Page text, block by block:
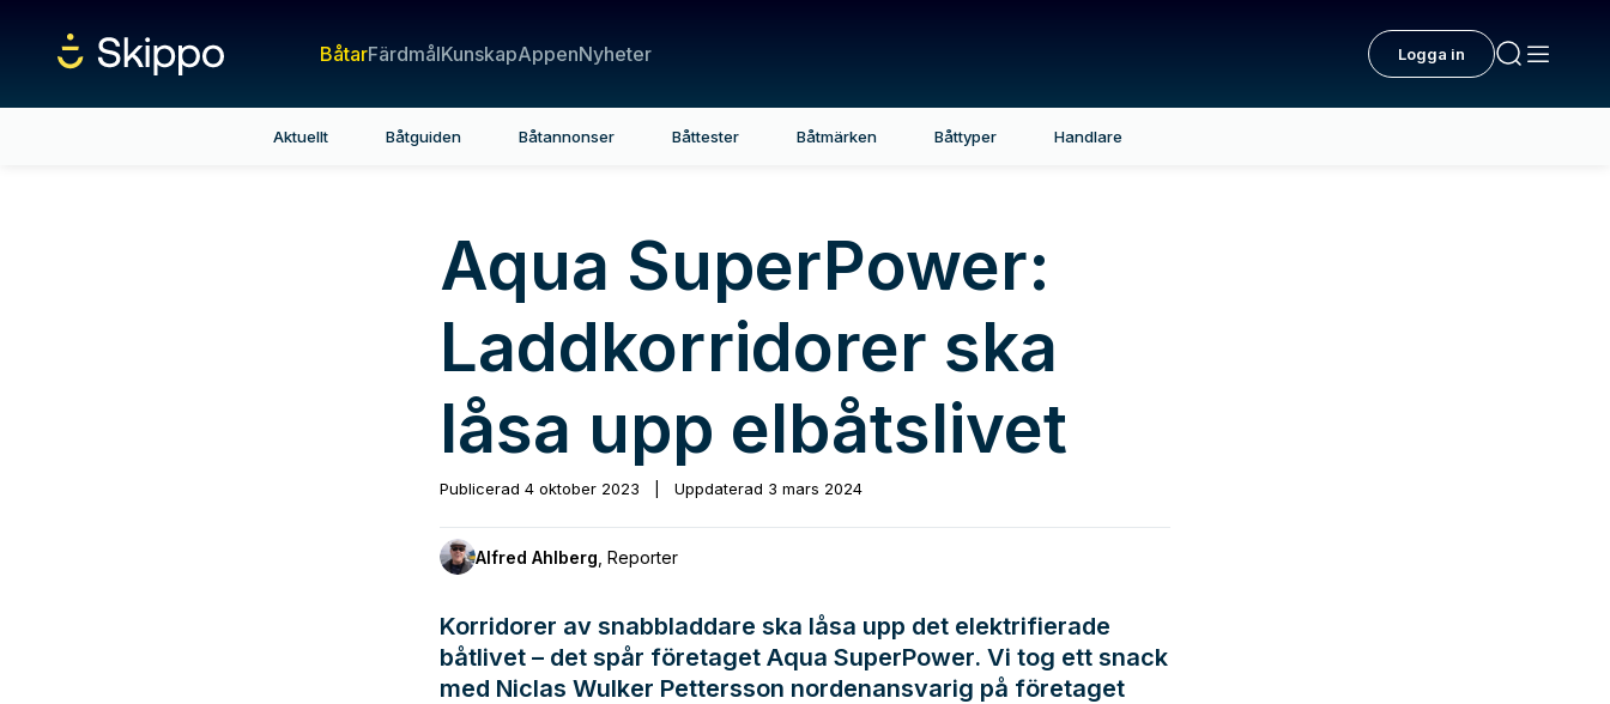
BåtarFärdmålKunskapAppenNyheter Logga in
Aktuellt Båtguiden Båtannonser Båttester Båtmärken Båttyper Handlare
Aqua SuperPower:
Laddkorridorer ska
låsa upp elbåtslivet
Publicerad 4 oktober 2023 Uppdaterad 3 mars 2024
Alfred Ahlberg Reporter
Korridorer av snabbladdare ska låsa upp det elektrifierade
båtlivet – det spår företaget Aqua SuperPower. Vi tog ett snack
med Niclas Wulker Pettersson nordenansvarig på företaget